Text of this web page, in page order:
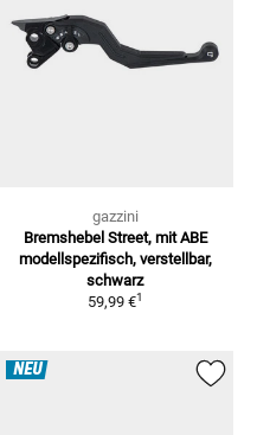
gazzini
Bremshebel Street, mit ABE
modellspezifisch, verstellbar,
schwarz
59,99 €1
NEU